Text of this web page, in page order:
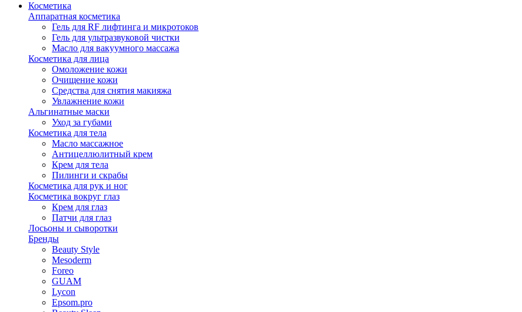
Косметика
Аппаратная косметика
Гель для RF лифтинга и микротоков
Гель для ультразвуковой чистки
Масло для вакуумного массажа
Косметика для лица
Омоложение кожи
Очищение кожи
Средства для снятия макияжа
Увлажнение кожи
Альгинатные маски
Уход за губами
Косметика для тела
Масло массажное
Антицеллюлитный крем
Крем для тела
Пилинги и скрабы
Косметика для рук и ног
Косметика вокруг глаз
Крем для глаз
Патчи для глаз
Лосьоны и сыворотки
Бренды
Beauty Style
Mesoderm
Foreo
GUAM
Lycon
Epsom.pro